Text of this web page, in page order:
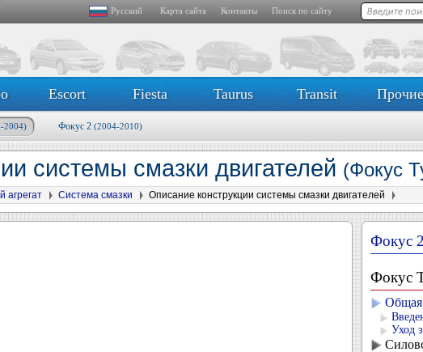
Русский Карта сайта Контакты Поиск по сайту
Escort Fiesta Taurus Transit Прочие
2004) Фокус 2 (2004-2010)
системы смазки двигателей (Фокус
агрегат Система смазки Описание конструкции системы смазки двигателей
Фокус 2
Фокус
Уход